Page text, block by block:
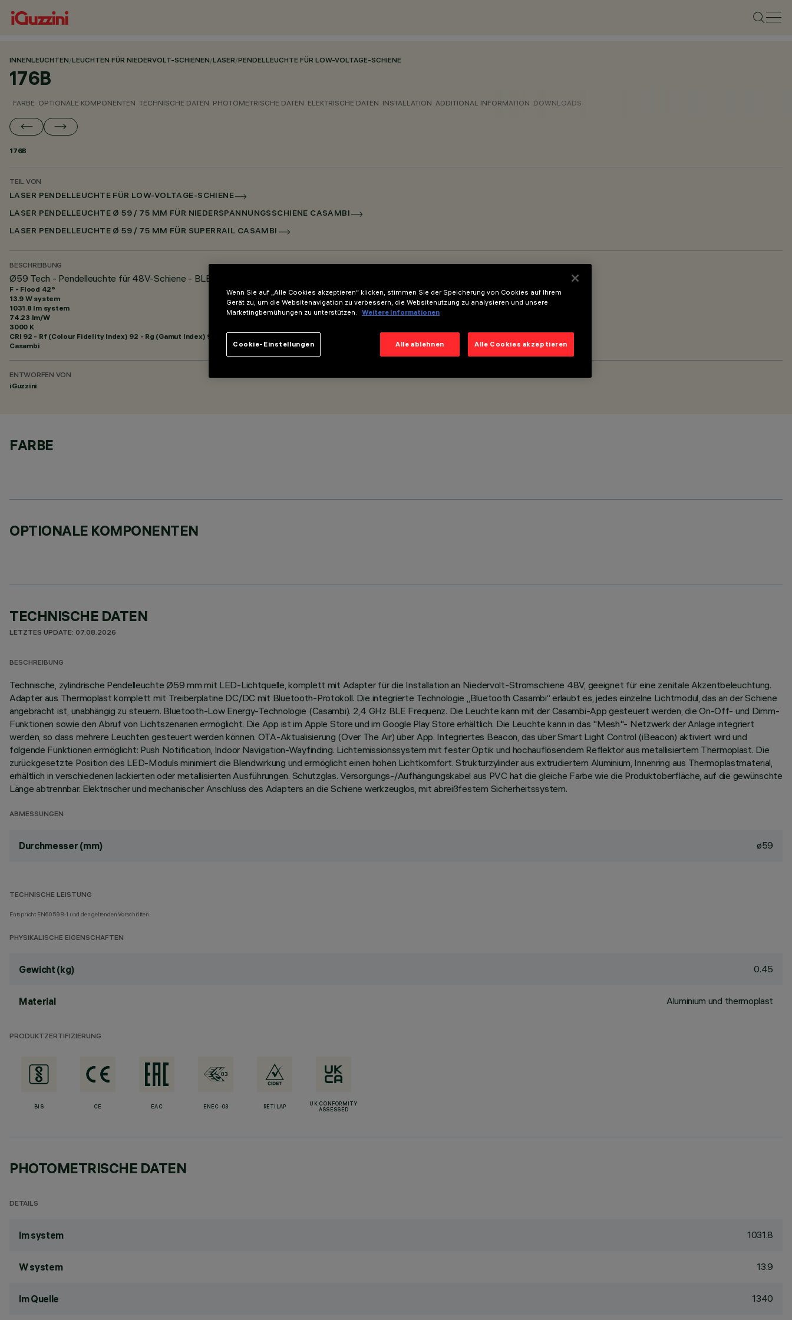
INNENLEUCHTEN/LEUCHTEN FÜR NIEDERVOLT-SCHIENEN/LASER/PENDELLEUCHTE FÜR LOW-VOLTAGE-SCHIENE
176B
FARBE OPTIONALE KOMPONENTEN TECHNISCHE DATEN PHOTOMETRISCHE DATEN ELEKTRISCHE DATEN INSTALLATION ADDITIONAL INFORMATION DOWNLOADS
176B
TEIL VON
LASER PENDELLEUCHTE FÜR LOW-VOLTAGE-SCHIENE
LASER PENDELLEUCHTE Ø 59 / 75 MM FÜR NIEDERSPANNUNGSSCHIENE CASAMBI
LASER PENDELLEUCHTE Ø 59 / 75 MM FÜR SUPERRAIL CASAMBI
BESCHREIBUNG
Ø59 Tech - Pendelleuchte für 48V-Schiene - BLE Casambi - Flood Beam
F - Flood 42°
13.9 W system
1031.8 lm system
74.23 lm/W
3000 K
CRI 92 - Rf (Colour Fidelity Index) 92 - Rg (Gamut Index) 99
Casambi
ENTWORFEN VON
iGuzzini
FARBE
OPTIONALE KOMPONENTEN
TECHNISCHE DATEN
LETZTES UPDATE: 07.08.2026
BESCHREIBUNG
Technische, zylindrische Pendelleuchte Ø59 mm mit LED-Lichtquelle, komplett mit Adapter für die Installation an Niedervolt-Stromschiene 48V, geeignet für eine zenitale Akzentbeleuchtung.
Adapter aus Thermoplast komplett mit Treiberplatine DC/DC mit Bluetooth-Protokoll. Die integrierte Technologie „Bluetooth Casambi“ erlaubt es, jedes einzelne Lichtmodul, das an der Schiene
angebracht ist, unabhängig zu steuern. Bluetooth-Low Energy-Technologie (Casambi). 2,4 GHz BLE Frequenz. Die Leuchte kann mit der Casambi-App gesteuert werden, die On-Off- und Dimm-
Funktionen sowie den Abruf von Lichtszenarien ermöglicht. Die App ist im Apple Store und im Google Play Store erhältlich. Die Leuchte kann in das "Mesh"- Netzwerk der Anlage integriert
werden, so dass mehrere Leuchten gesteuert werden können. OTA-Aktualisierung (Over The Air) über App. Integriertes Beacon, das über Smart Light Control (iBeacon) aktiviert wird und
folgende Funktionen ermöglicht: Push Notification, Indoor Navigation-Wayfinding. Lichtemissionssystem mit fester Optik und hochauflösendem Reflektor aus metallisiertem Thermoplast. Die
zurückgesetzte Position des LED-Moduls minimiert die Blendwirkung und ermöglicht einen hohen Lichtkomfort. Strukturzylinder aus extrudiertem Aluminium, Innenring aus Thermoplastmaterial,
erhältlich in verschiedenen lackierten oder metallisierten Ausführungen. Schutzglas. Versorgungs-/Aufhängungskabel aus PVC hat die gleiche Farbe wie die Produktoberfläche, auf die gewünschte
Länge abtrennbar. Elektrischer und mechanischer Anschluss des Adapters an die Schiene werkzeuglos, mit abreißfestem Sicherheitssystem.
ABMESSUNGEN
Durchmesser (mm) ø59
TECHNISCHE LEISTUNG
Entspricht EN60598-1 und den geltenden Vorschriften.
PHYSIKALISCHE EIGENSCHAFTEN
Gewicht (kg) 0.45
Material Aluminium und thermoplast
PRODUKTZERTIFIZIERUNG
BIS CE EAC ENEC-03 RETILAP
UK CONFORMITY
ASSESSED
PHOTOMETRISCHE DATEN
DETAILS
lm system 1031.8
W system 13.9
lm Quelle 1340
Wenn Sie auf „Alle Cookies akzeptieren“ klicken, stimmen Sie der Speicherung von Cookies auf Ihrem
Gerät zu, um die Websitenavigation zu verbessern, die Websitenutzung zu analysieren und unsere
Marketingbemühungen zu unterstützen.
Weitere Informationen
Alle ablehnen Alle Cookies akzeptieren
Cookie-Einstellungen